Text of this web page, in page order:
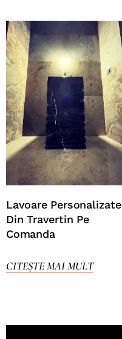
Lavoare Personalizate
Din Travertin Pe
Comanda
CITEȘTE MAI MULT